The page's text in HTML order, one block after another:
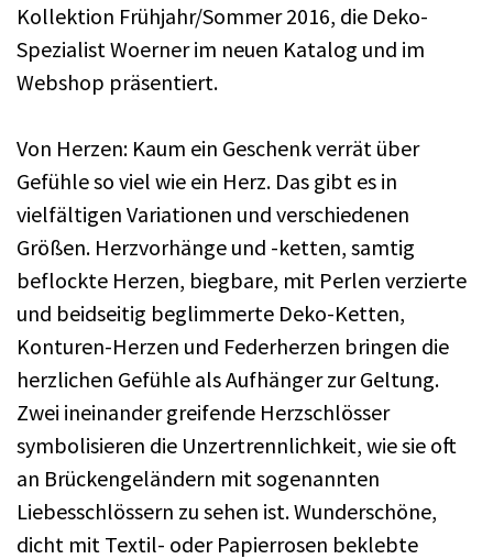
Kollektion Frühjahr/Sommer 2016, die Deko-
Spezialist Woerner im neuen Katalog und im
Webshop präsentiert.
Von Herzen: Kaum ein Geschenk verrät über
Gefühle so viel wie ein Herz. Das gibt es in
vielfältigen Variationen und verschiedenen
Größen. Herzvorhänge und -ketten, samtig
beflockte Herzen, biegbare, mit Perlen verzierte
und beidseitig beglimmerte Deko-Ketten,
Konturen-Herzen und Federherzen bringen die
herzlichen Gefühle als Aufhänger zur Geltung.
Zwei ineinander greifende Herzschlösser
symbolisieren die Unzertrennlichkeit, wie sie oft
an Brückengeländern mit sogenannten
Liebesschlössern zu sehen ist. Wunderschöne,
dicht mit Textil- oder Papierrosen beklebte